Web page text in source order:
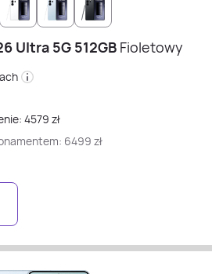
Ultra 5G 512GB Fioletowy
4579 zł
6499 zł